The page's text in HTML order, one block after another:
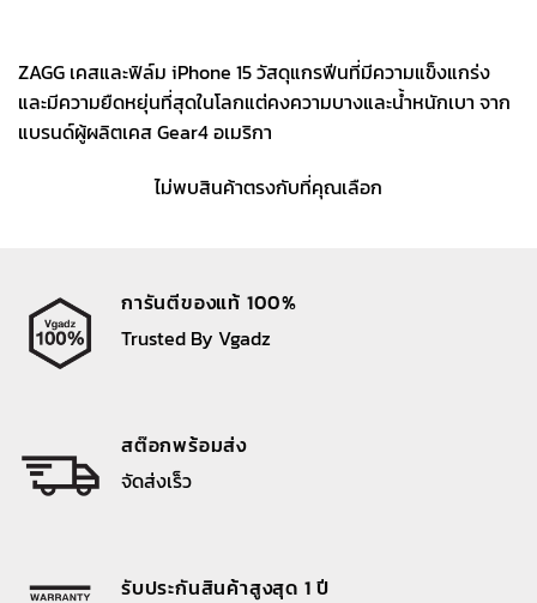
ZAGG เคสและฟิล์ม iPhone 15 วัสดุแกรฟีนที่มีความแข็งแกร่ง
และมีความยืดหยุ่นที่สุดในโลกแต่คงความบางและน้ำหนักเบา จาก
แบรนด์ผู้ผลิตเคส Gear4 อเมริกา
ไม่พบสินค้าตรงกับที่คุณเลือก
การันตีของแท้ 100%
Trusted By Vgadz
สต๊อกพร้อมส่ง
จัดส่งเร็ว
รับประกันสินค้าสูงสุด 1 ปี